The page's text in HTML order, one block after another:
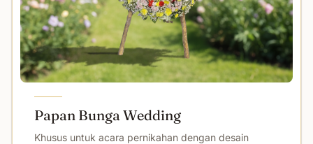
Papan Bunga Wedding
Khusus untuk acara pernikahan dengan desain